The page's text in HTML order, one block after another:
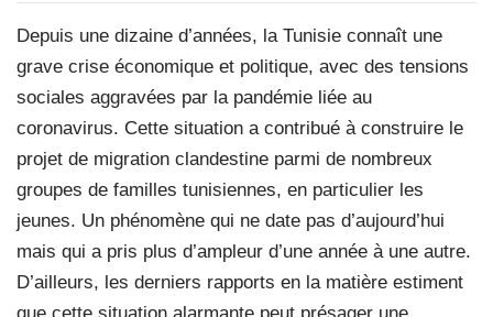
Depuis une dizaine d’années, la Tunisie connaît une
grave crise économique et politique, avec des tensions
sociales aggravées par la pandémie liée au
coronavirus. Cette situation a contribué à construire le
projet de migration clandestine parmi de nombreux
groupes de familles tunisiennes, en particulier les
jeunes. Un phénomène qui ne date pas d’aujourd’hui
mais qui a pris plus d’ampleur d’une année à une autre.
D’ailleurs, les derniers rapports en la matière estiment